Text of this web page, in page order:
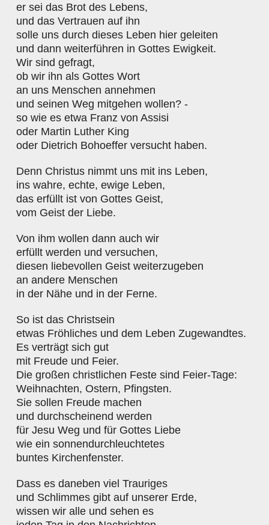
er sei das Brot des Lebens,
und das Vertrauen auf ihn
solle uns durch dieses Leben hier geleiten
und dann weiterführen in Gottes Ewigkeit.
Wir sind gefragt,
ob wir ihn als Gottes Wort
an uns Menschen annehmen
und seinen Weg mitgehen wollen? -
so wie es etwa Franz von Assisi
oder Martin Luther King
oder Dietrich Bohoeffer versucht haben.
Denn Christus nimmt uns mit ins Leben,
ins wahre, echte, ewige Leben,
das erfüllt ist von Gottes Geist,
vom Geist der Liebe.
Von ihm wollen dann auch wir
erfüllt werden und versuchen,
diesen liebevollen Geist weiterzugeben
an andere Menschen
in der Nähe und in der Ferne.
So ist das Christsein
etwas Fröhliches und dem Leben Zugewandtes.
Es verträgt sich gut
mit Freude und Feier.
Die großen christlichen Feste sind Feier-Tage:
Weihnachten, Ostern, Pfingsten.
Sie sollen Freude machen
und durchscheinend werden
für Jesu Weg und für Gottes Liebe
wie ein sonnendurchleuchtetes
buntes Kirchenfenster.
Dass es daneben viel Trauriges
und Schlimmes gibt auf unserer Erde,
wissen wir alle und sehen es